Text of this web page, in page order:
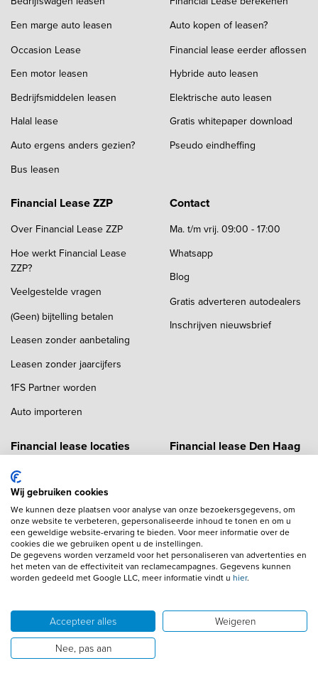
Een marge auto leasen
Occasion Lease
Een motor leasen
Bedrijfsmiddelen leasen
Halal lease
Auto ergens anders gezien?
Bus leasen
Auto kopen of leasen?
Financial lease eerder aflossen
Hybride auto leasen
Elektrische auto leasen
Gratis whitepaper download
Pseudo eindheffing
Financial Lease ZZP
Over Financial Lease ZZP
Hoe werkt Financial Lease
ZZP?
Veelgestelde vragen
(Geen) bijtelling betalen
Leasen zonder aanbetaling
Leasen zonder jaarcijfers
1FS Partner worden
Auto importeren
Contact
Ma. t/m vrij. 09:00 - 17:00
Whatsapp
Blog
Gratis adverteren autodealers
Inschrijven nieuwsbrief
Financial lease locaties
Financial lease Amersfoort
Financial lease Amsterdam
Financial lease Apeldoorn
Financial lease Arnhem
Financial lease Breda
Financial lease Den Haag
Financial lease Haarlem
Financial lease Hilversum
Financial lease Maastricht
Financial lease Tilburg
Financial lease Twente
Wij gebruiken cookies
We kunnen deze plaatsen voor analyse van onze bezoekersgegevens, om
onze website te verbeteren, gepersonaliseerde inhoud te tonen en om u
een geweldige website-ervaring te bieden. Voor meer informatie over de
cookies die we gebruiken opent u de instellingen.
De gegevens worden verzameld voor het personaliseren van advertenties en
het meten van de effectiviteit van reclamecampagnes. Gegevens kunnen
worden gedeeld met Google LLC, meer informatie vindt u hier.
Accepteer alles
Weigeren
Nee, pas aan